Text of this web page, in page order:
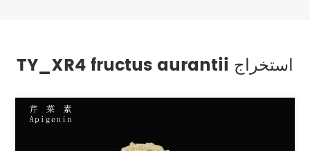
TY_XR4 fructus aurantii استخراج